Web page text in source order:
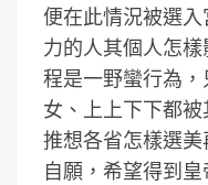
便在此情況被選
力的人其個人怎
程是一野蠻行為
女、上上下下都
推想各省怎樣選
自願，希望得到